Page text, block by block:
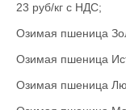
23 руб/кг с НДС;
Озимая пшеница
Озимая пшеница
Озимая пшеница